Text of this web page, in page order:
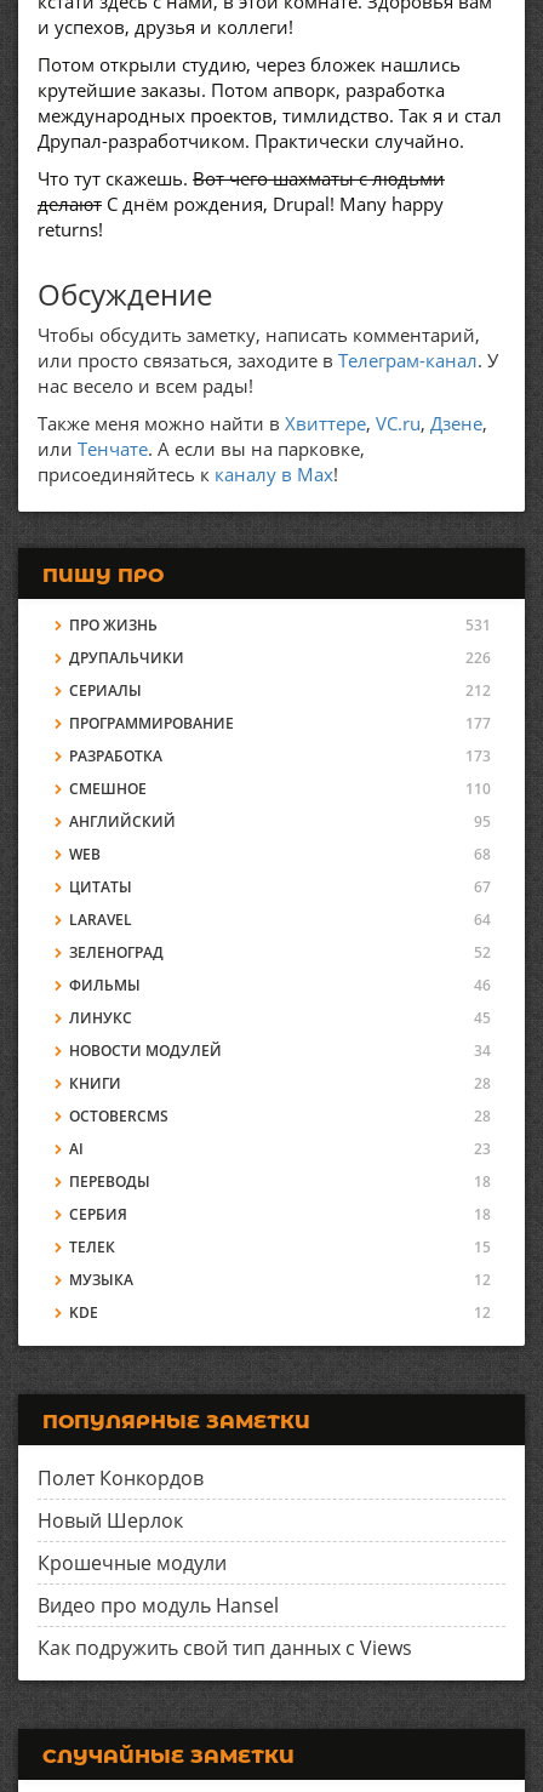
и успехов, друзья и коллеги!
Потом открыли студию, через бложек нашлись
крутейшие заказы. Потом апворк, разработка
международных проектов, тимлидство. Так я и стал
Друпал-разработчиком. Практически случайно.
Что тут скажешь. Вот чего шахматы с людьми
делают С днём рождения, Drupal! Many happy
returns!
Обсуждение
Чтобы обсудить заметку, написать комментарий,
или просто связаться, заходите в Телеграм-канал. У
нас весело и всем рады!
Также меня можно найти в Хвиттере, VC.ru, Дзене,
или Тенчате. А если вы на парковке,
присоединяйтесь к каналу в Max!
ПИШУ ПРО
ПРО ЖИЗНЬ
531
ДРУПАЛЬЧИКИ
226
СЕРИАЛЫ
212
ПРОГРАММИРОВАНИЕ
177
РАЗРАБОТКА
173
СМЕШНОЕ
110
АНГЛИЙСКИЙ
95
WEB
68
ЦИТАТЫ
67
LARAVEL
64
ЗЕЛЕНОГРАД
52
ФИЛЬМЫ
46
ЛИНУКС
45
НОВОСТИ МОДУЛЕЙ
34
КНИГИ
28
OCTOBERCMS
28
AI
23
ПЕРЕВОДЫ
18
СЕРБИЯ
18
ТЕЛЕК
15
МУЗЫКА
12
KDE
12
ПОПУЛЯРНЫЕ ЗАМЕТКИ
Полет Конкордов
Новый Шерлок
Крошечные модули
Видео про модуль Hansel
Как подружить свой тип данных с Views
СЛУЧАЙНЫЕ ЗАМЕТКИ